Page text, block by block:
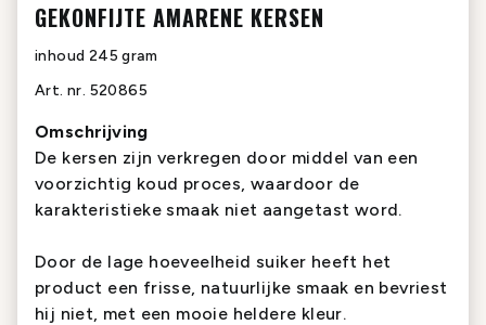
GEKONFIJTE AMARENE KERSEN
inhoud 245 gram
Art. nr. 520865
Omschrijving
De kersen zijn verkregen door middel van een
voorzichtig koud proces, waardoor de
karakteristieke smaak niet aangetast word.
Door de lage hoeveelheid suiker heeft het
product een frisse, natuurlijke smaak en bevriest
hij niet, met een mooie heldere kleur.